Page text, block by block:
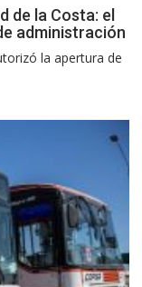
de la Costa: el
administración
la apertura de